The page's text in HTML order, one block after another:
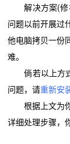
解决方案(修
问题以前开展过
他电脑拷贝一份
难。
倘若以上方式
问题，请重新安
根据上文为
详细处理步骤，